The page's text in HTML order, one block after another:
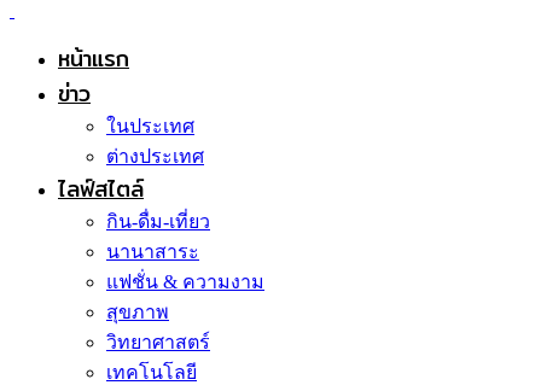
หน้าแรก
ข่าว
ในประเทศ
ต่างประเทศ
ไลฟ์สไตล์
กิน-ดื่ม-เที่ยว
นานาสาระ
แฟชั่น & ความงาม
สุขภาพ
วิทยาศาสตร์
เทคโนโลยี